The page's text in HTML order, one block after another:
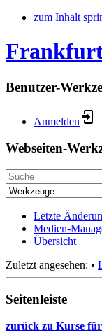
zum Inhalt
Frankfurt
Benutzer-
Anmelden
Webseiten-
Letzte
Medien-
Übersicht
Zuletzt angesehen: •
Seitenleiste
zurück zu Kurse